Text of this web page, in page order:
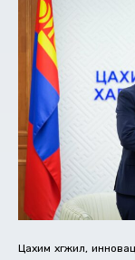
Цахим хөгжил,